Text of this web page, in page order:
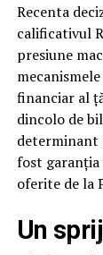
Recenta
calificativul
presiune
financiar al
dincolo de
determinant
fost
oferite de la
Un